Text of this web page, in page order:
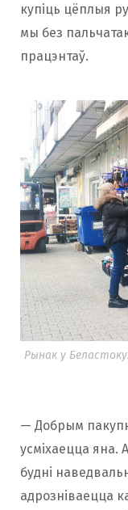
купіць цёплыя
мы без
працэнтаў.
Рынак у
— Добрым
усміхаецца яна.
будні
адрозніваецца